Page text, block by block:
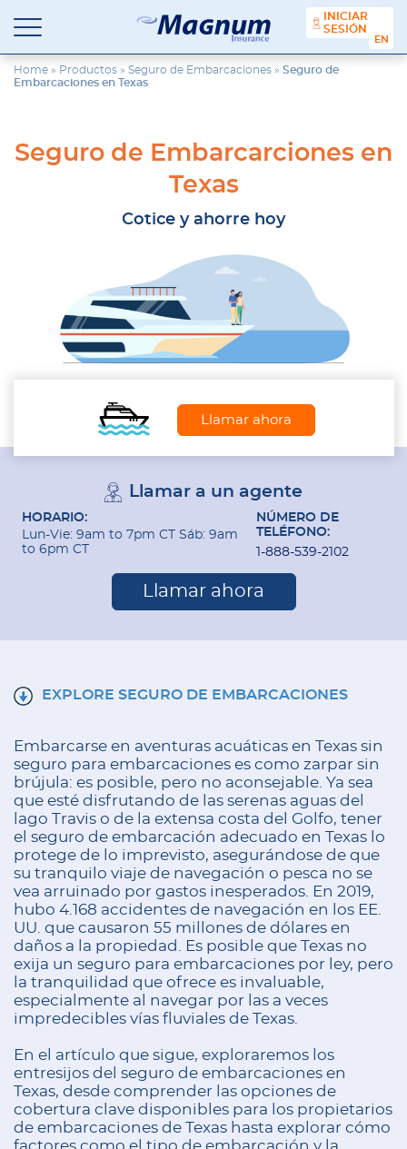
contenido
Seguros
Magnum
Agencia
de
Suburbios
INICIAR
SESIÓN
Home » Productos » Seguro de Embarcaciones » Seguro de
Embarcaciones en Texas
Seguro de Embarcarciones en
Texas
Cotice y ahorre hoy
Llamar ahora
Llamar a un agente
HORARIO:
Lun-Vie: 9am to 7pm CT Sáb: 9am
to 6pm CT
NÚMERO DE
TELÉFONO:
1-888-539-2102
Llamar ahora
EXPLORE SEGURO DE EMBARCACIONES
Embarcarse en aventuras acuáticas en Texas sin
seguro para embarcaciones es como zarpar sin
brújula: es posible, pero no aconsejable. Ya sea
que esté disfrutando de las serenas aguas del
lago Travis o de la extensa costa del Golfo, tener
el seguro de embarcación adecuado en Texas lo
protege de lo imprevisto, asegurándose de que
su tranquilo viaje de navegación o pesca no se
vea arruinado por gastos inesperados. En 2019,
hubo 4.168 accidentes de navegación en los EE.
UU. que causaron 55 millones de dólares en
daños a la propiedad. Es posible que Texas no
exija un seguro para embarcaciones por ley, pero
la tranquilidad que ofrece es invaluable,
especialmente al navegar por las a veces
impredecibles vías fluviales de Texas.
En el artículo que sigue, exploraremos los
entresijos del seguro de embarcaciones en
Texas, desde comprender las opciones de
cobertura clave disponibles para los propietarios
de embarcaciones de Texas hasta explorar cómo
factores como el tipo de embarcación y la